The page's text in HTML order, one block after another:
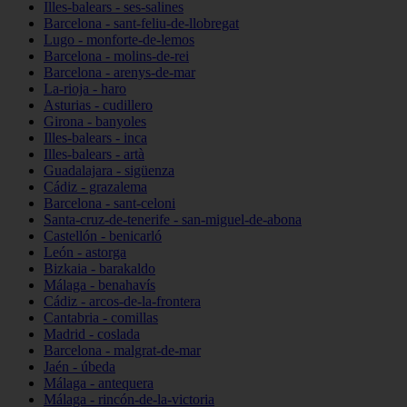
Illes-balears - ses-salines
Barcelona - sant-feliu-de-llobregat
Lugo - monforte-de-lemos
Barcelona - molins-de-rei
Barcelona - arenys-de-mar
La-rioja - haro
Asturias - cudillero
Girona - banyoles
Illes-balears - inca
Illes-balears - artà
Guadalajara - sigüenza
Cádiz - grazalema
Barcelona - sant-celoni
Santa-cruz-de-tenerife - san-miguel-de-abona
Castellón - benicarló
León - astorga
Bizkaia - barakaldo
Málaga - benahavís
Cádiz - arcos-de-la-frontera
Cantabria - comillas
Madrid - coslada
Barcelona - malgrat-de-mar
Jaén - úbeda
Málaga - antequera
Málaga - rincón-de-la-victoria